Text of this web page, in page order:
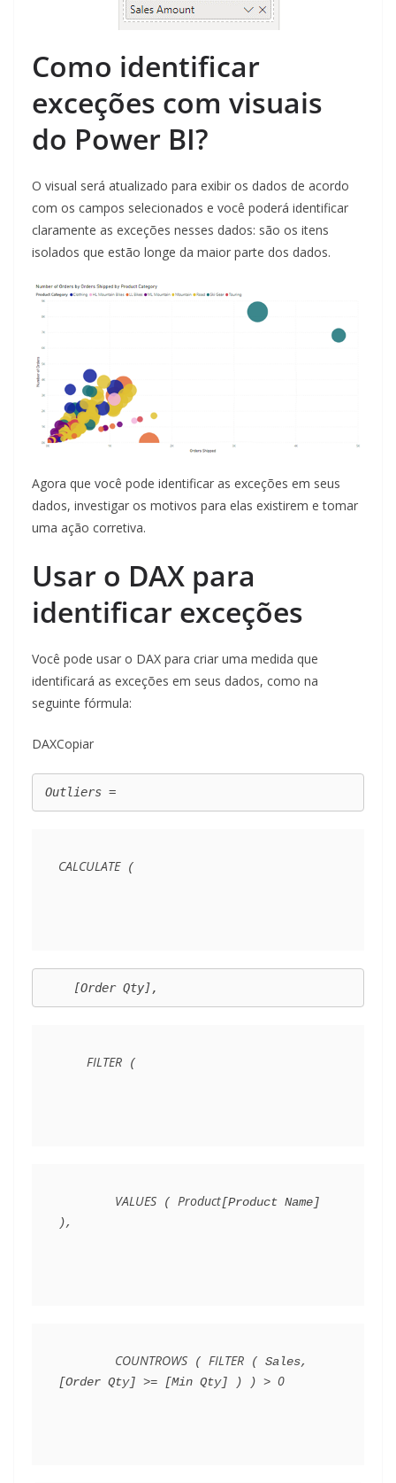
Como identificar
exceções com visuais
do Power BI?
O visual será atualizado para exibir os dados de acordo
com os campos selecionados e você poderá identificar
claramente as exceções nesses dados: são os itens
isolados que estão longe da maior parte dos dados.
Agora que você pode identificar as exceções em seus
dados, investigar os motivos para elas existirem e tomar
uma ação corretiva.
Usar o DAX para
identificar exceções
Você pode usar o DAX para criar uma medida que
identificará as exceções em seus dados, como na
seguinte fórmula:
DAXCopiar
Outliers =
CALCULATE (
[Order Qty],
FILTER (
VALUES ( Product[Product Name]
),
COUNTROWS ( FILTER ( Sales,
[Order Qty] >= [Min Qty] ) ) > 0